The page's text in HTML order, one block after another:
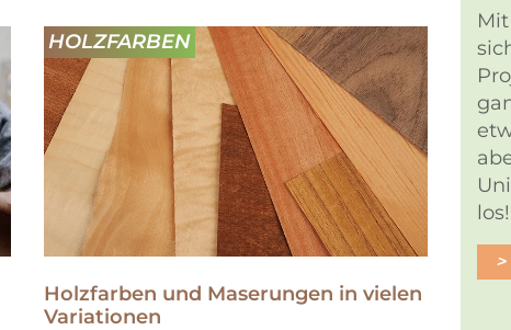
HOLZFARBEN
Holzfarben und Maserungen in vielen
Variationen